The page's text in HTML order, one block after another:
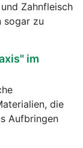
Zahnfleisch
sogar zu
im
die
Aufbringen